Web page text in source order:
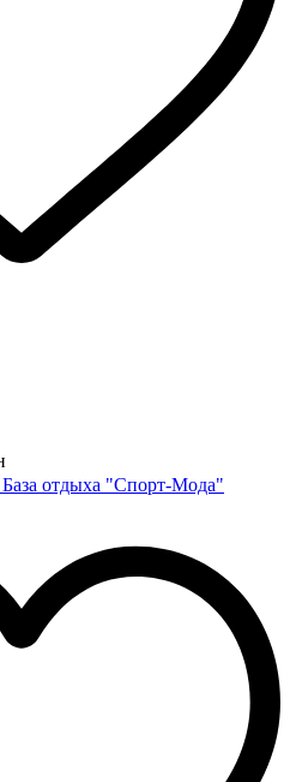
отдыха "Спорт-Мода"